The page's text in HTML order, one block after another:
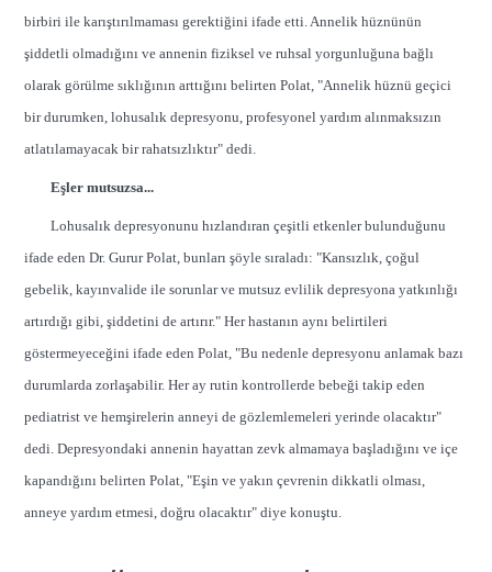
birbiri ile karıştırılmaması gerektiğini ifade etti. Annelik hüznünün
şiddetli olmadığını ve annenin fiziksel ve ruhsal yorgunluğuna bağlı
olarak görülme sıklığının arttığını belirten Polat, "Annelik hüznü geçici
bir durumken, lohusalık depresyonu, profesyonel yardım alınmaksızın
atlatılamayacak bir rahatsızlıktır" dedi.
Eşler mutsuzsa...
Lohusalık depresyonunu hızlandıran çeşitli etkenler bulunduğunu
ifade eden Dr. Gurur Polat, bunları şöyle sıraladı: "Kansızlık, çoğul
gebelik, kayınvalide ile sorunlar ve mutsuz evlilik depresyona yatkınlığı
artırdığı gibi, şiddetini de artırır." Her hastanın aynı belirtileri
göstermeyeceğini ifade eden Polat, "Bu nedenle depresyonu anlamak bazı
durumlarda zorlaşabilir. Her ay rutin kontrollerde bebeği takip eden
pediatrist ve hemşirelerin anneyi de gözlemlemeleri yerinde olacaktır"
dedi. Depresyondaki annenin hayattan zevk almamaya başladığını ve içe
kapandığını belirten Polat, "Eşin ve yakın çevrenin dikkatli olması,
anneye yardım etmesi, doğru olacaktır" diye konuştu.